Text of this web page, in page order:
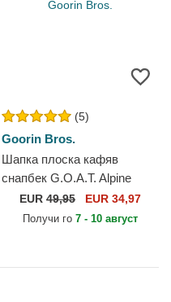
(5)
Goorin Bros.
Шапка плоска кафяв
снапбек G.O.A.T. Alpine
Base The Farm Flats The
Farm от Goorin Bros.
EUR 49,95 EUR 34,97
Получи го 7 - 10 август